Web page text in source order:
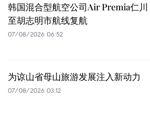
韩国混合型航空公司Air Premia仁川
至胡志明市航线复航
07/08/2026 06:52
为谅山省母山旅游发展注入新动力
07/08/2026 03:12